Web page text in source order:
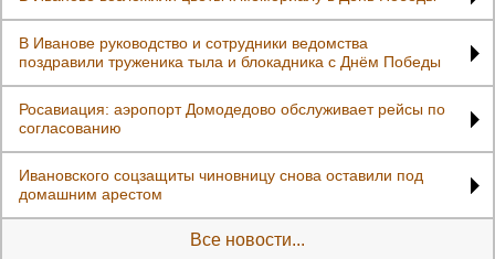
В Иванове руководство и сотрудники ведомства
поздравили труженика тыла и блокадника с Днём Победы
Росавиация: аэропорт Домодедово обслуживает рейсы по
согласованию
Ивановского соцзащиты чиновницу снова оставили под
домашним арестом
Все новости...